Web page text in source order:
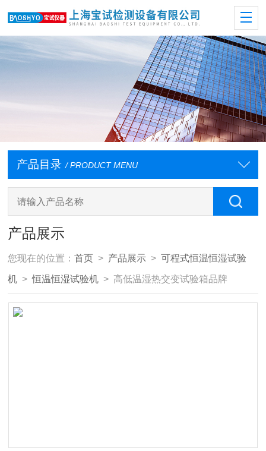
产品目录 / PRODUCT MENU
产品展示
您现在的位置：首页 > 产品展示 >可程式恒温恒湿试验
机 >恒温恒湿试验机 > 高低温湿热交变试验箱品牌